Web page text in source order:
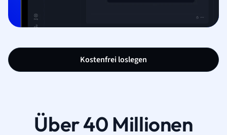
Kostenfrei loslegen
Über 40 Millionen